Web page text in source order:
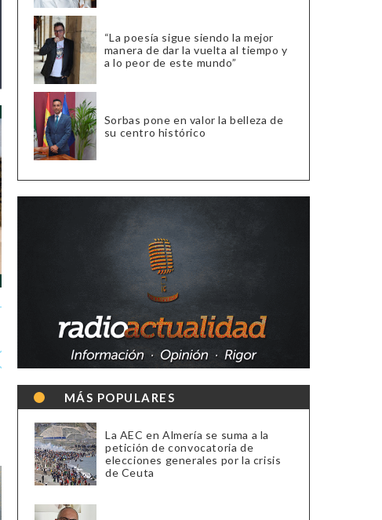
“La poesía sigue siendo la mejor
manera de dar la vuelta al tiempo y
a lo peor de este mundo”
Sorbas pone en valor la belleza de
su centro histórico
MÁS POPULARES
La AEC en Almería se suma a la
petición de convocatoria de
elecciones generales por la crisis
de Ceuta